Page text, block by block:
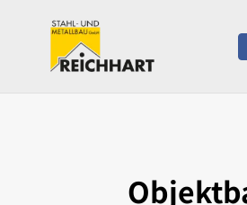
springen